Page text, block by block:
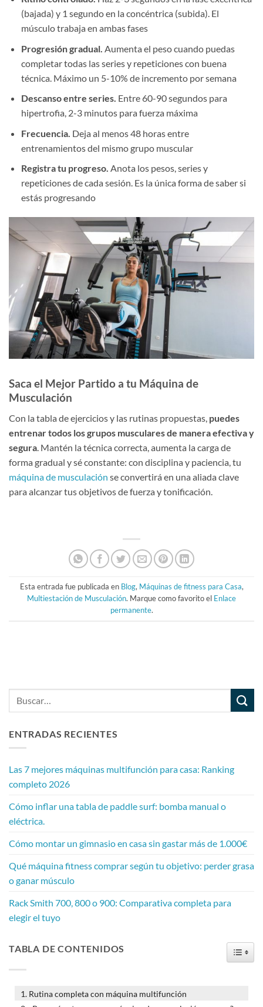
(bajada) y 1 segundo en la concéntrica (subida). El
músculo trabaja en ambas fases
Progresión gradual. Aumenta el peso cuando puedas
completar todas las series y repeticiones con buena
técnica. Máximo un 5-10% de incremento por semana
Descanso entre series. Entre 60-90 segundos para
hipertrofia, 2-3 minutos para fuerza máxima
Frecuencia. Deja al menos 48 horas entre
entrenamientos del mismo grupo muscular
Registra tu progreso. Anota los pesos, series y
repeticiones de cada sesión. Es la única forma de saber si
estás progresando
Saca el Mejor Partido a tu Máquina de
Musculación
Con la tabla de ejercicios y las rutinas propuestas, puedes
entrenar todos los grupos musculares de manera efectiva y
segura . Mantén la técnica correcta, aumenta la carga de
forma gradual y sé constante: con disciplina y paciencia, tu
máquina de musculación se convertirá en una aliada clave
para alcanzar tus objetivos de fuerza y tonificación.
Esta entrada fue publicada en Blog, Máquinas de fitness para Casa,
Multiestación de Musculación. Marque como favorito el Enlace
permanente.
ENTRADAS RECIENTES
Las 7 mejores máquinas multifunción para casa: Ranking
completo 2026
Cómo inflar una tabla de paddle surf: bomba manual o
eléctrica.
Cómo montar un gimnasio en casa sin gastar más de 1.000€
Qué máquina fitness comprar según tu objetivo: perder grasa
o ganar músculo
Rack Smith 700, 800 o 900: Comparativa completa para
elegir el tuyo
TABLA DE CONTENIDOS
Rutina completa con máquina multifunción